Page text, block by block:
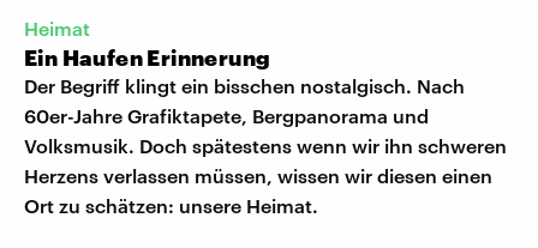
Heimat
Ein Haufen Erinnerung
Der Begriff klingt ein bisschen nostalgisch. Nach
60er-Jahre Grafiktapete, Bergpanorama und
Volksmusik. Doch spätestens wenn wir ihn schweren
Herzens verlassen müssen, wissen wir diesen einen
Ort zu schätzen: unsere Heimat.